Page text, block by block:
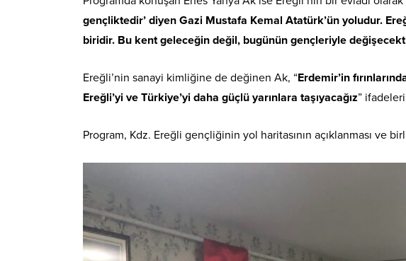
gençliktedir’ diyen Gazi Mustafa Kemal Atatürk’ün yoludur.
biridir. Bu kent geleceğin değil, bugünün gençleriyle
Ereğli’nin sanayi kimliğine de değinen Ak, “Erdemir’in
Ereğli’yi ve Türkiye’yi daha güçlü yarınlara taşıyacağız”
Program, Kdz. Ereğli gençliğinin yol haritasının açıklanması ve